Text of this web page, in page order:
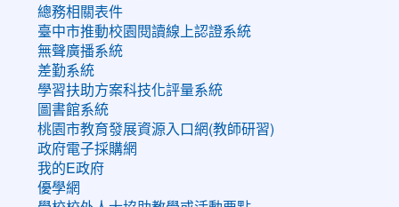
總務相關表件
臺中市推動校園閱讀線上認證系統
無聲廣播系統
差勤系統
學習扶助方案科技化評量系統
圖書館系統
桃園市教育發展資源入口網(教師研習)
政府電子採購網
我的E政府
優學網